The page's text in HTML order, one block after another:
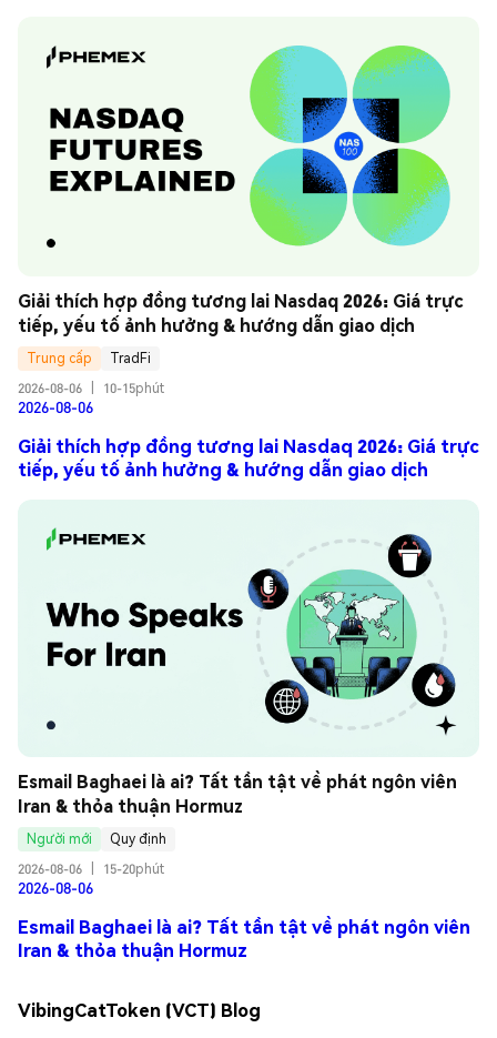
Giải thích hợp đồng tương lai Nasdaq 2026: Giá trực
tiếp, yếu tố ảnh hưởng & hướng dẫn giao dịch
Trung cấp
TradFi
2026-08-06
10-15phút
2026-08-06
Giải thích hợp đồng tương lai Nasdaq 2026: Giá trực
tiếp, yếu tố ảnh hưởng & hướng dẫn giao dịch
Esmail Baghaei là ai? Tất tần tật về phát ngôn viên
Iran & thỏa thuận Hormuz
Người mới
Quy định
2026-08-06
15-20phút
2026-08-06
Esmail Baghaei là ai? Tất tần tật về phát ngôn viên
Iran & thỏa thuận Hormuz
VibingCatToken (VCT) Blog